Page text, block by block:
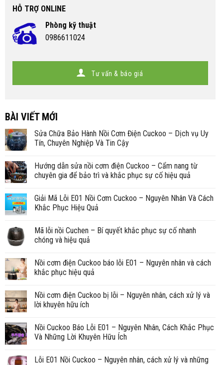
HỖ TRỢ ONLINE
Phòng kỹ thuật
0986611024
Tư vấn & báo giá
BÀI VIẾT MỚI
Sửa Chữa Bảo Hành Nồi Cơm Điện Cuckoo – Dịch vụ Uy
Tín, Chuyên Nghiệp Và Tin Cậy
Hướng dẫn sửa nồi cơm điện Cuckoo – Cẩm nang từ
chuyên gia để bảo trì và khắc phục sự cố hiệu quả
Giải Mã Lỗi E01 Nồi Cơm Cuckoo – Nguyên Nhân Và Cách
Khắc Phục Hiệu Quả
Mã lỗi nồi Cuchen – Bí quyết khắc phục sự cố nhanh
chóng và hiệu quả
Nồi cơm điện Cuckoo báo lỗi E01 – Nguyên nhân và cách
khắc phục hiệu quả
Nồi cơm điện Cuckoo bị lỗi – Nguyên nhân, cách xử lý và
lời khuyên hữu ích
Nồi Cuckoo Báo Lỗi E01 – Nguyên Nhân, Cách Khắc Phục
Và Những Lời Khuyên Hữu Ích
Lỗi E01 Nồi Cuckoo – Nguyên nhân, cách xử lý và những